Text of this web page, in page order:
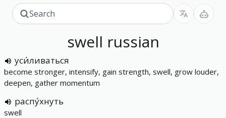
swell russian
уси́ливаться
become stronger, intensify, gain strength, swell, grow louder,
deepen, gather momentum
распу́хнуть
swell